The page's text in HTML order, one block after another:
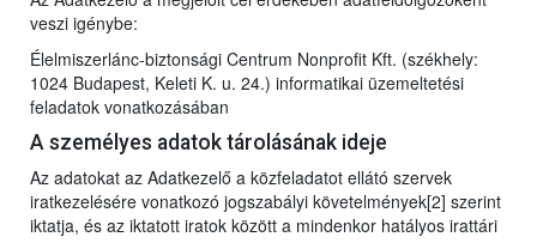
veszi igénybe:
Élelmiszerlánc-biztonsági Centrum Nonprofit Kft. (székhely:
1024 Budapest, Keleti K. u. 24.) informatikai üzemeltetési
feladatok vonatkozásában
A személyes adatok tárolásának ideje
Az adatokat az Adatkezelő a közfeladatot ellátó szervek
iratkezelésére vonatkozó jogszabályi követelmények[2] szerint
iktatja, és az iktatott iratok között a mindenkor hatályos irattári